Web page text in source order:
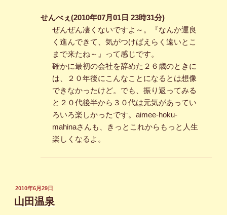
せんべぇ(2010年07月01日 23時31分)
ぜんぜん凄くないですよ～。『なんか運良
く進んできて、気がつけばえらく遠いとこ
まで来たね～』って感じです。
確かに最初の会社を辞めた２６歳のときに
は、２０年後にこんなことになるとは想像
できなかったけど。でも、振り返ってみる
と２０代後半から３０代は元気があってい
ろいろ楽しかったです。aimee-hoku-
mahinaさんも、きっとこれからもっと人生
楽しくなるよ。
投
稿
日:
2010年6月29日
山田温泉